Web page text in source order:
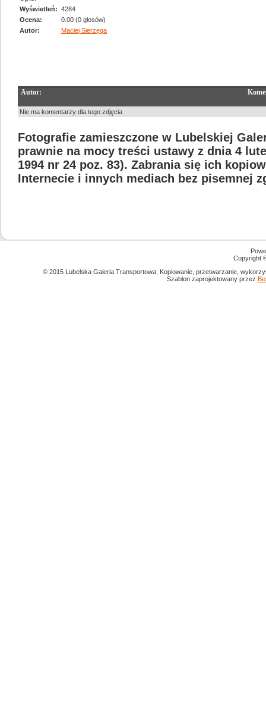
Wyświetleń: 4284
Ocena:
0.00 (0 głosów)
Autor:
Maciej Sierżęga
Autor:
Nie ma komentarzy dla tego zdjęcia
Fotografie zamieszczone w Lubelskiej
prawnie na mocy treści ustawy z dnia 4
1994 nr 24 poz. 83). Zabrania się ich
Internecie i innych mediach bez pisemnej
Copyright
© 2015 Lubelska Galeria Transportowa; Kopiowanie, przetwarzanie,
Szablon zaprojektowany przez